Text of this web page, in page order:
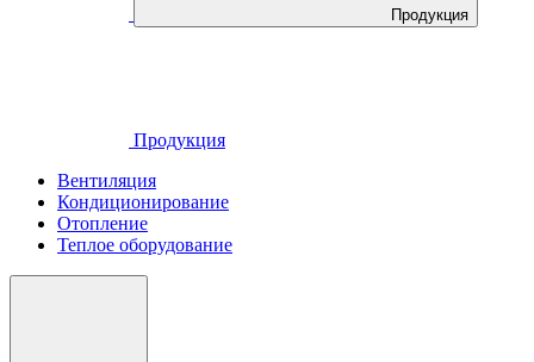
Продукция
Продукция
Вентиляция
Кондиционирование
Отопление
Теплое оборудование